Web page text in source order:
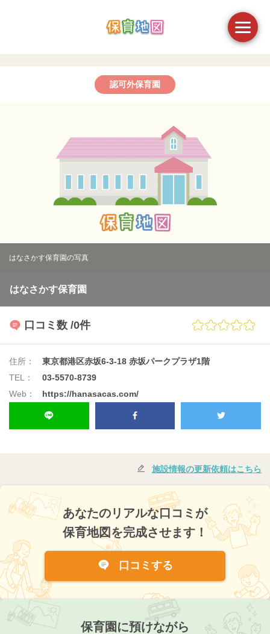
認可外保育園
はなさかす保育園の写真
はなさかす保育園
口コミ数 /0件
住所：
東京都港区赤坂6-3-18 赤坂パークプラザ1階
TEL：
03-5570-8739
Web：
https://hanasacas.com/
施設情報の更新依頼はこちら
あなたのリアルな口コミが
保育地図を完成させます！
口コミする
保育園に預けながら